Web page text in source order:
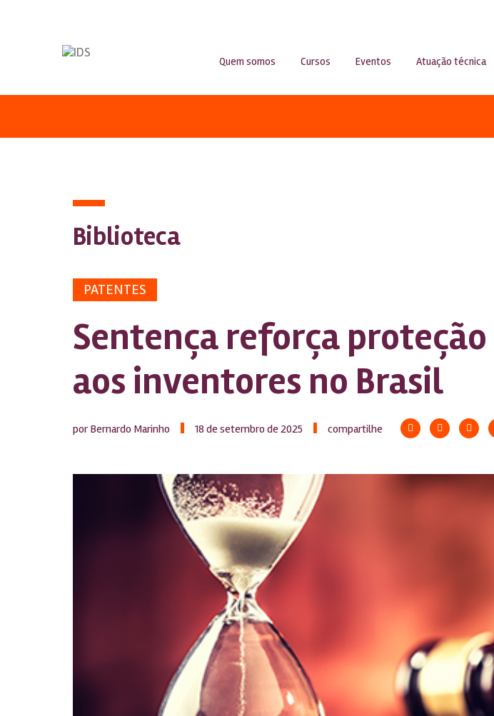
Quem somos Cursos Eventos Atuação técnica
Biblioteca
PATENTES
Sentença reforça proteção
aos inventores no Brasil
por Bernardo Marinho 18 de setembro de 2025 compartilhe